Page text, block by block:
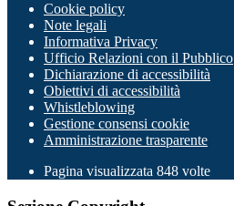
Cookie policy
Note legali
Informativa Privacy
Ufficio Relazioni con il Pubblico
Dichiarazione di accessibilità
Obiettivi di accessibilità
Whistleblowing
Gestione consensi cookie
Amministrazione trasparente
Pagina visualizzata 848 volte